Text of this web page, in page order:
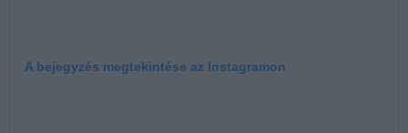
A bejegyzés megtekintése az Instagramon